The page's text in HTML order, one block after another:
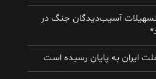
تسهیلات آسیب‌دیدگان جنگ در
ایران به پایان رسیده است